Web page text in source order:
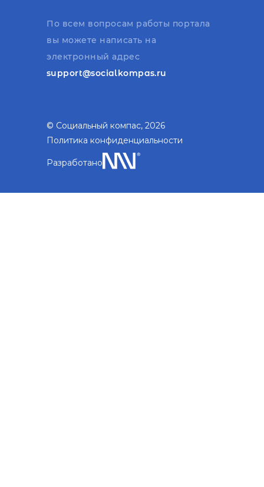
По всем вопросам работы портала
вы можете написать на
электронный адрес
support@socialkompas.ru
© Социальный компас, 2026
Политика конфиденциальности
Разработано